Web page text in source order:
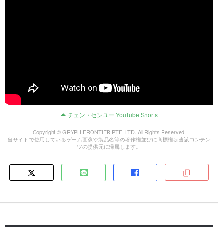
チェン・センユー YouTube Shorts
Copyright © GRYPH FRONTIER PTE. LTD. All Rights Reserved.
当サイトで使用しているゲーム画像や製品名等の著作権並びに商標権は当該コンテン
ツの提供元に帰属します。